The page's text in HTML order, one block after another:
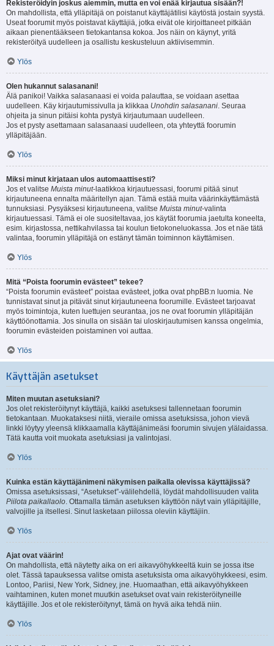
Rekisteröidyin joskus aiemmin, mutta en voi enää kirjautua sisään?!
On mahdollista, että ylläpitäjä on poistanut käyttäjätilisi käytöstä jostain syystä.
Useat foorumit myös poistavat käyttäjiä, jotka eivät ole kirjoittaneet pitkään
aikaan pienentääkseen tietokantansa kokoa. Jos näin on käynyt, yritä
rekisteröityä uudelleen ja osallistu keskusteluun aktiivisemmin.
Ylös
Olen hukannut salasanani!
Älä panikoi! Vaikka salasanaasi ei voida palauttaa, se voidaan asettaa
uudelleen. Käy kirjautumissivulla ja klikkaa Unohdin salasanani. Seuraa
ohjeita ja sinun pitäisi kohta pystyä kirjautumaan uudelleen.
Jos et pysty asettamaan salasanaasi uudelleen, ota yhteyttä foorumin
ylläpitäjään.
Ylös
Miksi minut kirjataan ulos automaattisesti?
Jos et valitse Muista minut-laatikkoa kirjautuessasi, foorumi pitää sinut
kirjautuneena ennalta määritellyn ajan. Tämä estää muita väärinkäyttämästä
tunnuksiasi. Pysyäksesi kirjautuneena, valitse Muista minut-valinta
kirjautuessasi. Tämä ei ole suositeltavaa, jos käytät foorumia jaetulta koneelta,
esim. kirjastossa, nettikahvilassa tai koulun tietokoneluokassa. Jos et näe tätä
valintaa, foorumin ylläpitäjä on estänyt tämän toiminnon käyttämisen.
Ylös
Mitä “Poista foorumin evästeet” tekee?
“Poista foorumin evästeet” poistaa evästeet, jotka ovat phpBB:n luomia. Ne
tunnistavat sinut ja pitävät sinut kirjautuneena foorumille. Evästeet tarjoavat
myös toimintoja, kuten luettujen seurantaa, jos ne ovat foorumin ylläpitäjän
käyttöönottamia. Jos sinulla on sisään tai uloskirjautumisen kanssa ongelmia,
foorumin evästeiden poistaminen voi auttaa.
Ylös
Käyttäjän asetukset
Miten muutan asetuksiani?
Jos olet rekisteröitynyt käyttäjä, kaikki asetuksesi tallennetaan foorumin
tietokantaan. Muokataksesi niitä, vieraile omissa asetuksissa, johon vievä
linkki löytyy yleensä klikkaamalla käyttäjänimeäsi foorumin sivujen ylälaidassa.
Tätä kautta voit muokata asetuksiasi ja valintojasi.
Ylös
Kuinka estän käyttäjänimeni näkymisen paikalla olevissa käyttäjissä?
Omissa asetuksissasi, “Asetukset”-välilehdellä, löydät mahdollisuuden valita
Piilota paikallaolo. Ottamalla tämän asetuksen käyttöön näyt vain ylläpitäjille,
valvojille ja itsellesi. Sinut lasketaan piilossa oleviin käyttäjiin.
Ylös
Ajat ovat väärin!
On mahdollista, että näytetty aika on eri aikavyöhykkeeltä kuin se jossa itse
olet. Tässä tapauksessa valitse omista asetuksista oma aikavyöhykkeesi, esim.
Lontoo, Pariisi, New York, Sidney, jne. Huomaathan, että aikavyöhykkeen
vaihtaminen, kuten monet muutkin asetukset ovat vain rekisteröityneille
käyttäjille. Jos et ole rekisteröitynyt, tämä on hyvä aika tehdä niin.
Ylös